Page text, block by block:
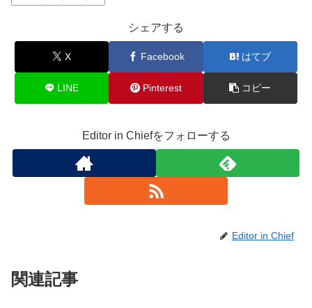
シェアする
X Facebook はてブ
LINE Pinterest コピー
Editor in Chiefをフォローする
Editor in Chief
関連記事